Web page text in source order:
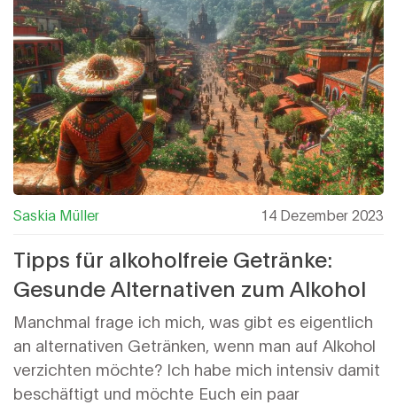
Saskia Müller 14 Dezember 2023
Tipps für alkoholfreie Getränke:
Gesunde Alternativen zum Alkohol
Manchmal frage ich mich, was gibt es eigentlich
an alternativen Getränken, wenn man auf Alkohol
verzichten möchte? Ich habe mich intensiv damit
beschäftigt und möchte Euch ein paar